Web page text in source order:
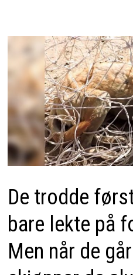
De trodde
bare lekte på
Men når de